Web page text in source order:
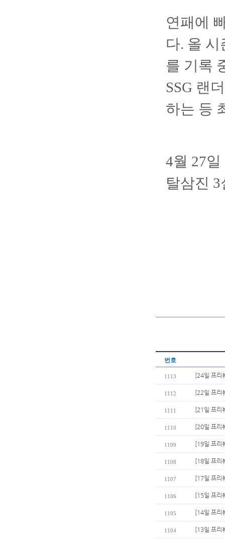
연패에
다. 올 시
를 기록
SSG 랜
하는 등
4월 27
탈삼진
번호
1113 [24일 프리
1112 [22일 프리
1111 [21일 프리
1110 [20일 프리
1109 [19일 프리
1108 [18일 프리
1107 [17일 프리
1106 [15일 프리
1105 [14일 프리
1104 [13일 프리